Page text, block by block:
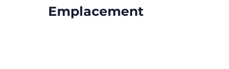
Emplacement